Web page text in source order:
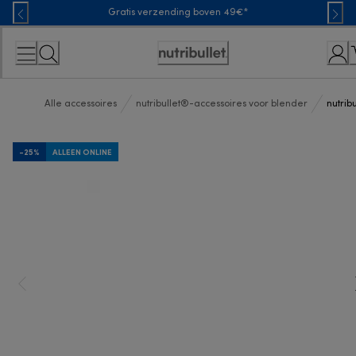
Skip
to
Content
Gratis verzending boven 49€*
Toegankelijkheidsverklaring
Alle accessoires nutribullet®-accessoires voor blender
-25% ALLEEN ONLINE